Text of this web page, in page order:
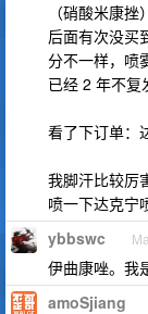
（硝酸米康挫
后面有次没买
分不一样，喷
已经 2 年不复
看了下订单：
我脚汗比较厉
喷一下达克宁
ybbswc
伊曲康唑。我
amoSjiang